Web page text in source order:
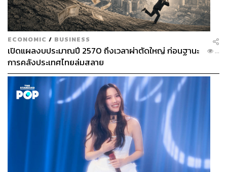
ECONOMIC / BUSINESS
เปิดแผลงบประมาณปี 2570 ถึงเวลาผ่าตัดใหญ่ ก่อนฐานะ
การคลังประเทศไทยล่มสลาย
...